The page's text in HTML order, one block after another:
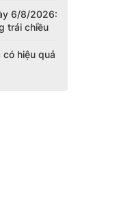
6/8/2026:
trái chiều
hiệu quả